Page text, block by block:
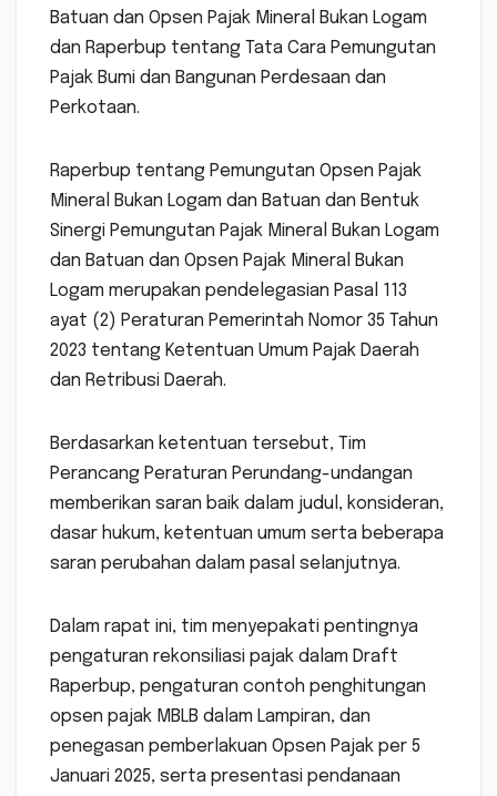
Batuan dan Opsen Pajak Mineral Bukan Logam
dan Raperbup tentang Tata Cara Pemungutan
Pajak Bumi dan Bangunan Perdesaan dan
Perkotaan.
Raperbup tentang Pemungutan Opsen Pajak
Mineral Bukan Logam dan Batuan dan Bentuk
Sinergi Pemungutan Pajak Mineral Bukan Logam
dan Batuan dan Opsen Pajak Mineral Bukan
Logam merupakan pendelegasian Pasal 113
ayat (2) Peraturan Pemerintah Nomor 35 Tahun
2023 tentang Ketentuan Umum Pajak Daerah
dan Retribusi Daerah.
Berdasarkan ketentuan tersebut, Tim
Perancang Peraturan Perundang-undangan
memberikan saran baik dalam judul, konsideran,
dasar hukum, ketentuan umum serta beberapa
saran perubahan dalam pasal selanjutnya.
Dalam rapat ini, tim menyepakati pentingnya
pengaturan rekonsiliasi pajak dalam Draft
Raperbup, pengaturan contoh penghitungan
opsen pajak MBLB dalam Lampiran, dan
penegasan pemberlakuan Opsen Pajak per 5
Januari 2025, serta presentasi pendanaan